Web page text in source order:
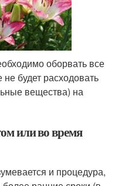
оборвать все
будет расходовать
вещества) на
или во время
и процедура,